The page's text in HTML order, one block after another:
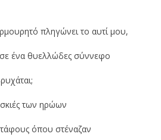
πληγώνει το αυτί μου,
ένα θυελλώδες σύννεφο
σκιές των ηρώων
όπου στέναζαν